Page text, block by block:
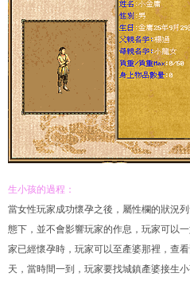
生小孩的過程：
當女性玩家成功懷孕之後，屬性欄的狀況
態下，並不會影響玩家的作息，玩家可以
家已經懷孕時，玩家可以至產婆那裡，查
天，當時間一到，玩家要找城鎮產婆接生